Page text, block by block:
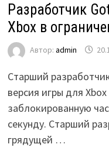
Разработчик
Xbox в
Автор: admin
Старший
версия игры для
заблокированную
секунду. Старший
грядущей …